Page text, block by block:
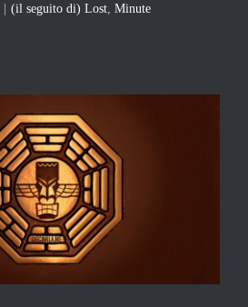
(il seguito di) Lost, Minute